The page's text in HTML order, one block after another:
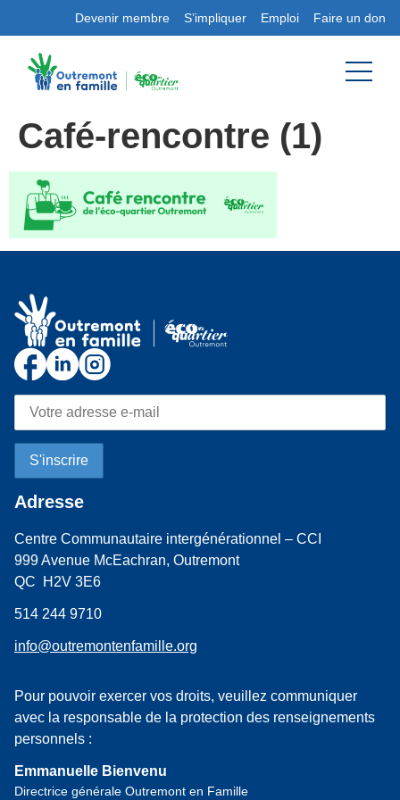
Devenir membre S’impliquer Emploi Faire un don
Café-rencontre (1)
Adresse
Centre Communautaire intergénérationnel – CCI
999 Avenue McEachran, Outremont
QC H2V 3E6
514 244 9710
info@outremontenfamille.org
Pour pouvoir exercer vos droits, veuillez communiquer
avec la responsable de la protection des renseignements
personnels :
Emmanuelle Bienvenu
Directrice générale Outremont en Famille